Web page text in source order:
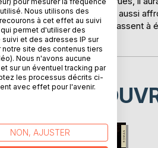
qui, parallèlement devront aussi
plusieurs semaines qu'ils passent à
À
Nous utilisons des
à cet effet au suivi
permet d'utiliser des
et des adresses IP sur
site des contenus tiers
Nous n'avons aucune
sur un éventuel tracking par
les processus décrits ci-
avec effet pour l'avenir.
NON, AJUSTER